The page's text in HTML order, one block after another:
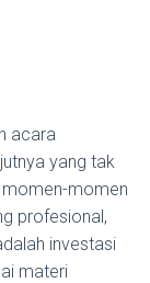
acara
yang tak
momen
profesional,
investasi
materi